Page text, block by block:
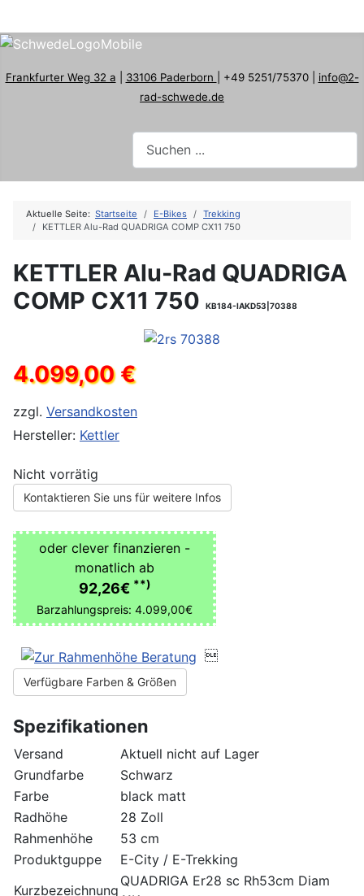
Frankfurter Weg 32 a 33106 Paderborn | +49 5251/75370 | info@2-
rad-schwede.de
Aktuelle Seite: Startseite E-Bikes
Trekking
KETTLER Alu-Rad QUADRIGA COMP CX11 750
KETTLER Alu-Rad QUADRIGA
COMP CX11 750
KB184-IAKD53|70388
4.099,00 €
zzgl. Versandkosten
Hersteller: Kettler
Nicht vorrätig
Kontaktieren Sie uns für weitere Infos
oder clever finanzieren -
monatlich ab
92,26€ **)
Barzahlungspreis: 4.099,00€

Verfügbare Farben & Größen
Spezifikationen
Versand
Aktuell nicht auf Lager
Grundfarbe
Schwarz
Farbe
black matt
Radhöhe
28 Zoll
Rahmenhöhe
53 cm
Produktguppe
E-City / E-Trekking
Kurzbezeichnung
QUADRIGA Er28 sc Rh53cm Diam